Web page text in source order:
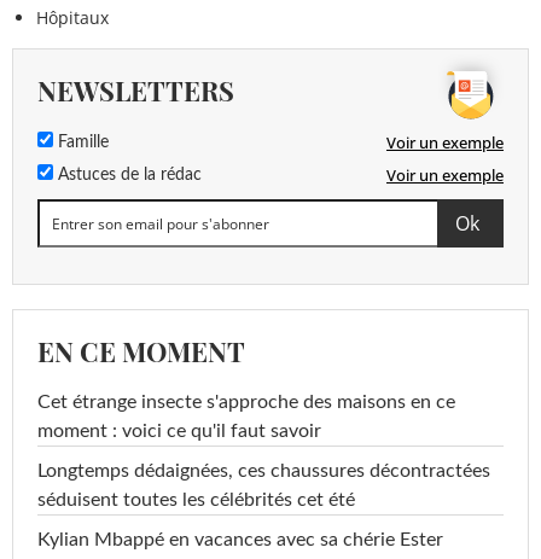
Hôpitaux
NEWSLETTERS
Famille Voir un exemple
Astuces de la rédac Voir un exemple
EN CE MOMENT
Cet étrange insecte s'approche des maisons en ce
moment : voici ce qu'il faut savoir
Longtemps dédaignées, ces chaussures décontractées
séduisent toutes les célébrités cet été
Kylian Mbappé en vacances avec sa chérie Ester